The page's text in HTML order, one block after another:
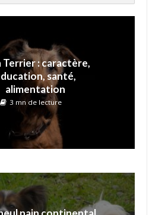
Terrier : caractère,
santé,
alimentation
3 mn de lecture